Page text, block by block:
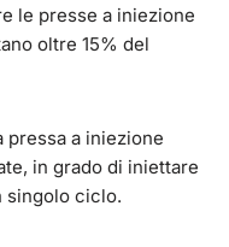
le presse a iniezione
oltre 15% del
a iniezione
in grado di iniettare
singolo ciclo.